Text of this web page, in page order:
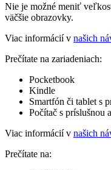
Nie je možné meniť
väčšie obrazovky.
Viac informácií v našich
Prečítate na zariadeniach:
Pocketbook
Kindle
Smartfón či tablet s
Počítač s príslušnou
Viac informácií v našich
Prečítate na: